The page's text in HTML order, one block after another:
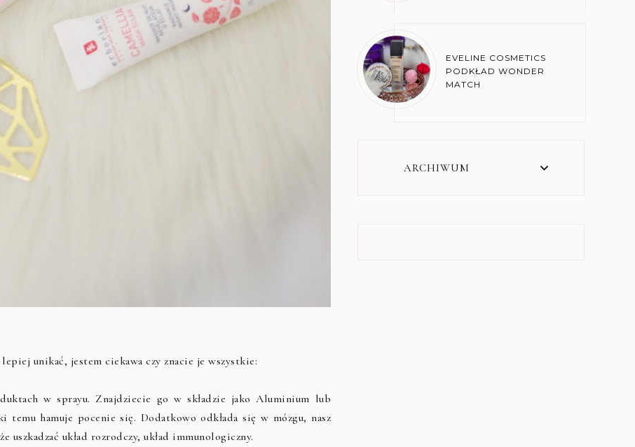
unikać, jestem ciekawa czy znacie je wszystkie:
w sprayu. Znajdziecie go w składzie jako Aluminium lub
hamuje pocenie się. Dodatkowo odkłada się w mózgu, nasz
układ rozrodczy, układ immunologiczny.
EVELINE COSMETICS
PODKŁAD WONDER
MATCH
ARCHIWUM